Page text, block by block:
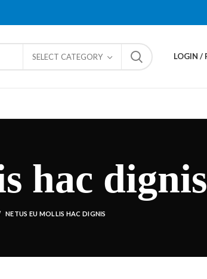
SELECT CATEGORY LOGIN /
hac dignis
NETUS EU MOLLIS HAC DIGNIS